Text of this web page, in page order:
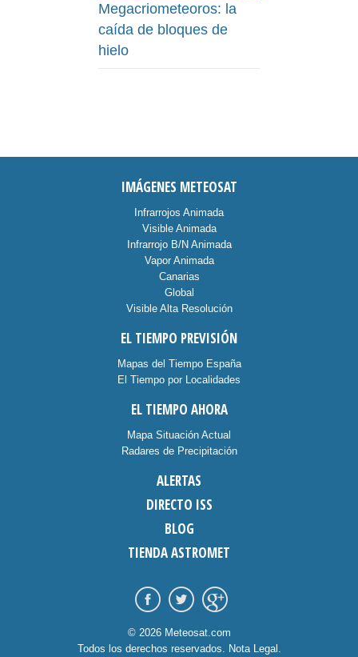
Megacriometeoros: la
caída de bloques de
hielo
IMÁGENES METEOSAT
Infrarrojos Animada
Visible Animada
Infrarrojo B/N Animada
Vapor Animada
Canarias
Global
Visible Alta Resolución
EL TIEMPO PREVISIÓN
Mapas del Tiempo España
El Tiempo por Localidades
EL TIEMPO AHORA
Mapa Situación Actual
Radares de Precipitación
ALERTAS
DIRECTO ISS
BLOG
TIENDA ASTROMET
© 2026 Meteosat.com
Todos los derechos reservados. Nota Legal .